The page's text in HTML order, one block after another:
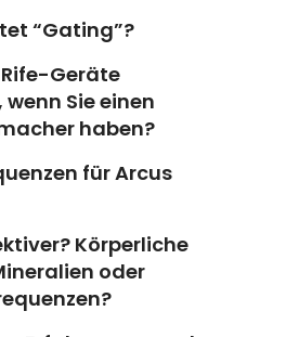
“Gating”?
Geräte
Sie einen
haben?
für Arcus
Körperliche
oder